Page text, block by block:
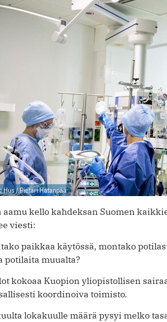
Hus / Pietari Hatanpää
aamu kello kahdeksan Suomen
viesti:
paikkaa käytössä, montako
potilaita muualta?
kokoaa Kuopion yliopistollisen
koordinoiva toimisto.
lokakuulle määrä pysyi melko